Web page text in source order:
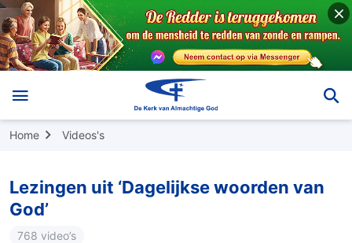
Home Videos's
Lezingen uit ‘Dagelijkse woorden van
God’
768 video’s